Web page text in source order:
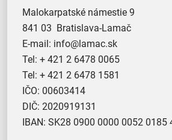
Malokarpatské námestie 9
841 03 Bratislava-Lamač
E-mail: info@lamac.sk
Tel: + 421 2 6478 0065
Tel: + 421 2 6478 1581
IČO: 00603414
DIČ: 2020919131
IBAN: SK28 0900 0000 0052 0185